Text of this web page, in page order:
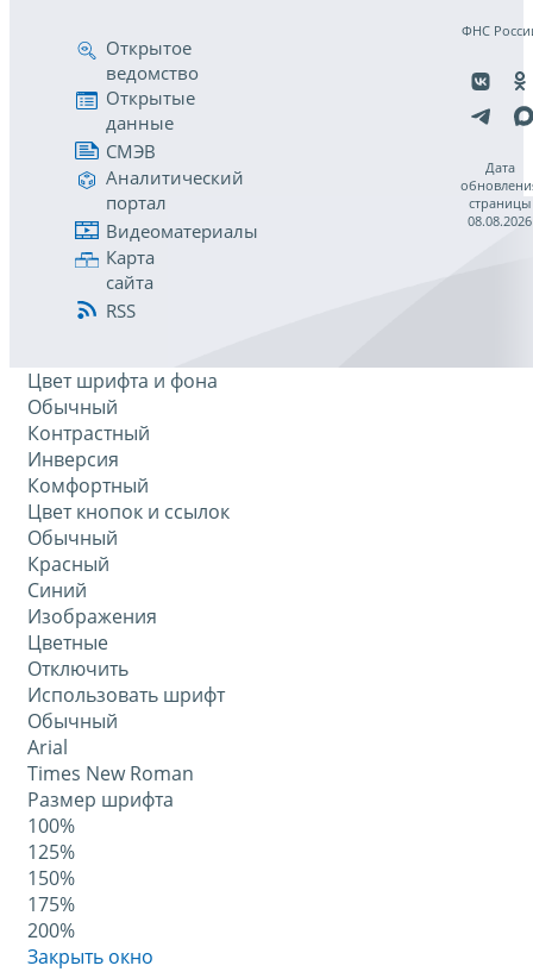
Открытое
ведомство
Открытые
данные
СМЭВ
Аналитический
портал
Видеоматериалы
Карта
сайта
RSS
ФНС
Дата
страницы
08.08.2026
Цвет шрифта и фона
Обычный
Контрастный
Инверсия
Комфортный
Цвет кнопок и ссылок
Обычный
Красный
Синий
Изображения
Цветные
Отключить
Использовать шрифт
Обычный
Arial
Times New Roman
Размер шрифта
100%
125%
150%
175%
200%
Закрыть окно